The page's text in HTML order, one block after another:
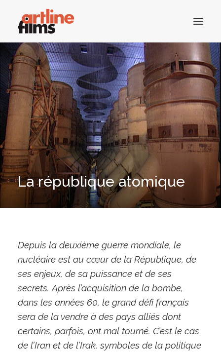
ACCUEIL
CATALOGUE
ACTUALITÉS
CONTACTS
RECHERCHE
La république atomique
Depuis la deuxième guerre mondiale, le
nucléaire est au cœur de la République, de
ses enjeux, de sa puissance et de ses
secrets. Après l’acquisition de la bombe,
dans les années 60, le grand défi français
sera de la vendre à des pays alliés dont
certains, parfois, ont mal tourné. C’est le cas
de l’Iran et de l’Irak, symboles de la politique